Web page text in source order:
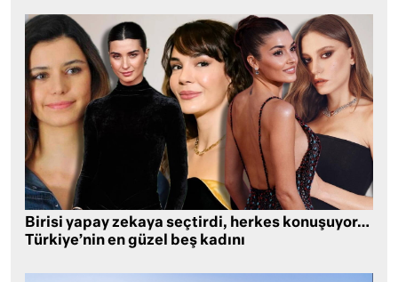
Birisi yapay zekaya seçtirdi, herkes konuşuyor…
Türkiye’nin en güzel beş kadını